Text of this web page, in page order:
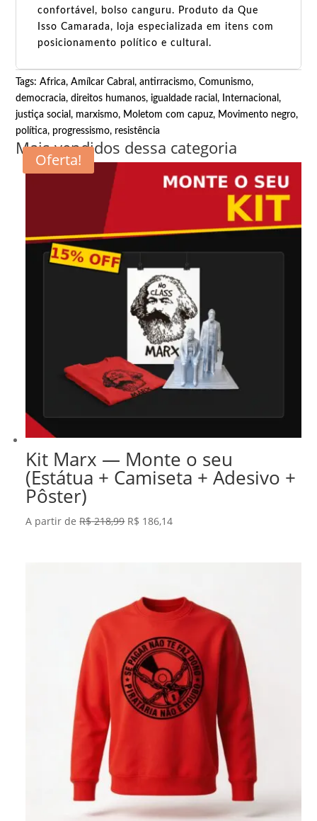
confortável, bolso canguru. Produto da Que
Isso Camarada, loja especializada em itens com
posicionamento político e cultural.
Tags:Africa,Amílcar Cabral,antirracismo,Comunismo,
democracia,direitos humanos,igualdade racial, Internacional,
justiça social, marxismo, Moletom com capuz, Movimento negro,
política, progressismo, resistência
Mais vendidos dessa categoria
Oferta!
Kit Marx — Monte o seu
(Estátua + Camiseta + Adesivo +
Pôster)
A partir deR$218,99 O
R$ 218,99.
R$ 186,14O
R$ 186,14.